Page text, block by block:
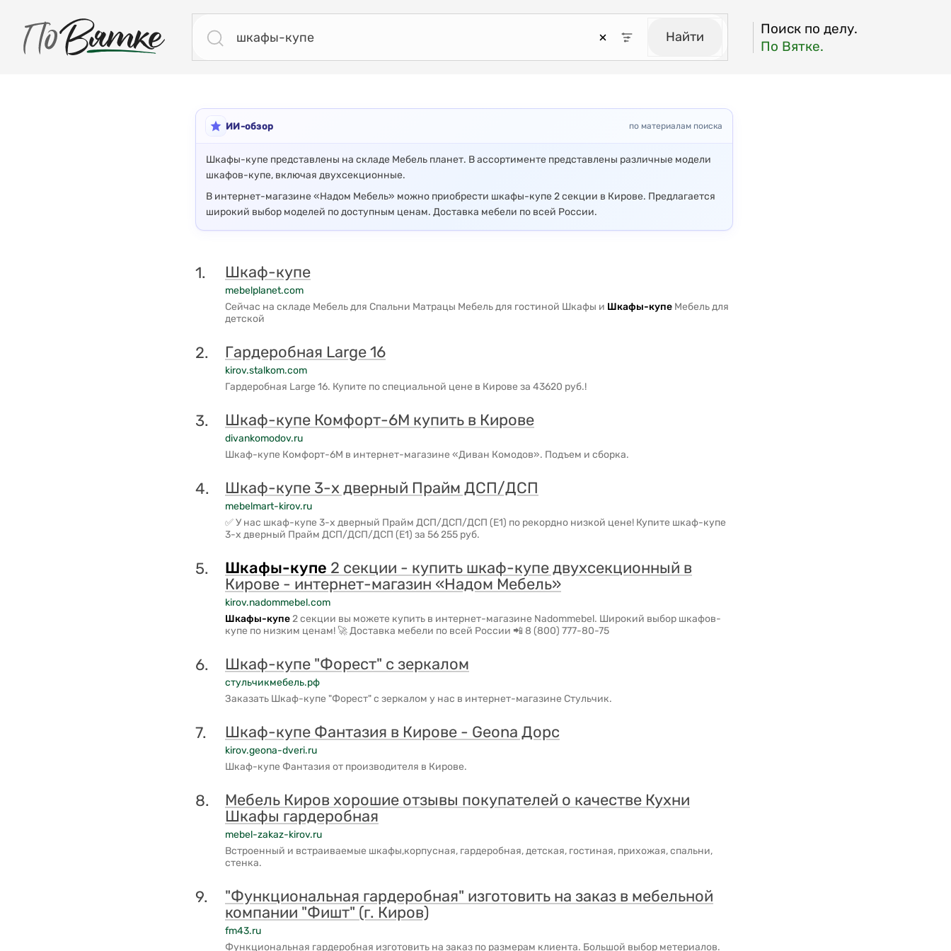
Поиск по делу.
По Вятке.
Найти
ИИ-обзор по материалам поиска
Шкафы-купе представлены на складе Мебель планет. В ассортименте представлены различные модели
шкафов-купе, включая двухсекционные.
В интернет-магазине «Надом Мебель» можно приобрести шкафы-купе 2 секции в Кирове. Предлагается
широкий выбор моделей по доступным ценам. Доставка мебели по всей России.
1. Шкаф-купе
mebelplanet.com
Сейчас на складе Мебель для Спальни Матрацы Мебель для гостиной Шкафы и Шкафы-купе Мебель для
детской
2. Гардеробная Large 16
kirov.stalkom.com
Гардеробная Large 16. Купите по специальной цене в Кирове за 43620 руб.!
3. Шкаф-купе Комфорт-6М купить в Кирове
divankomodov.ru
Шкаф-купе Комфорт-6М в интернет-магазине «Диван Комодов». Подъем и сборка.
4. Шкаф-купе 3-х дверный Прайм ДСП/ДСП
mebelmart-kirov.ru
✅ У нас шкаф-купе 3-х дверный Прайм ДСП/ДСП/ДСП (Е1) по рекордно низкой цене! Купите шкаф-купе
3-х дверный Прайм ДСП/ДСП/ДСП (Е1) за 56 255 руб.
5. Шкафы-купе 2 секции - купить шкаф-купе двухсекционный в
Кирове - интернет-магазин «Надом Мебель»
kirov.nadommebel.com
Шкафы-купе2 секции вы можете купить в интернет-магазине Nadommebel. Широкий выбор шкафов-
купе по низким ценам! 🚀 Доставка мебели по всей России 📲 8 (800) 777-80-75
6. Шкаф-купе "Форест" с зеркалом
стульчикмебель.рф
Заказать Шкаф-купе "Форест" с зеркалом у нас в интернет-магазине Стульчик.
7. Шкаф-купе Фантазия в Кирове - Geona Дорс
kirov.geona-dveri.ru
Шкаф-купе Фантазия от производителя в Кирове.
8.
Мебель Киров хорошие отзывы покупателей о качестве Кухни
Шкафы гардеробная
mebel-zakaz-kirov.ru
Встроенный и встраиваемые шкафы,корпусная, гардеробная, детская, гостиная, прихожая, спальни,
стенка.
9.
"Функциональная гардеробная" изготовить на заказ в мебельной
компании "Фишт" (г. Киров)
fm43.ru
Функциональная гардеробная изготовить на заказ по размерам клиента. Большой выбор метериалов.